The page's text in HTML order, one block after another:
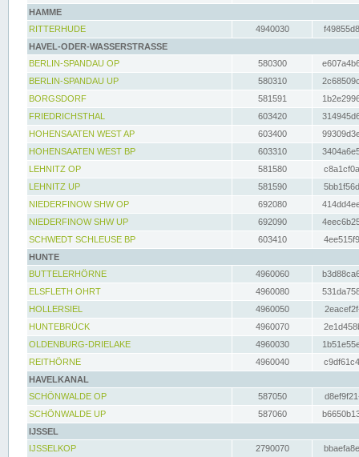
HAMME
RITTERHUDE
4940030
HAVEL-ODER-WASSERSTRASSE
BERLIN-SPANDAU OP
580300
BERLIN-SPANDAU UP
580310
BORGSDORF
581591
FRIEDRICHSTHAL
603420
HOHENSAATEN WEST AP
603400
HOHENSAATEN WEST BP
603310
LEHNITZ OP
581580
LEHNITZ UP
581590
NIEDERFINOW SHW OP
692080
NIEDERFINOW SHW UP
692090
SCHWEDT SCHLEUSE BP
603410
HUNTE
BUTTELERHÖRNE
4960060
ELSFLETH OHRT
4960080
HOLLERSIEL
4960050
HUNTEBRÜCK
4960070
OLDENBURG-DRIELAKE
4960030
REITHÖRNE
4960040
HAVELKANAL
SCHÖNWALDE OP
587050
SCHÖNWALDE UP
587060
IJSSEL
IJSSELKOP
2790070